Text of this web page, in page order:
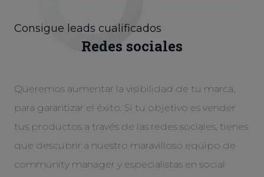
Consigue leads cualificados
Redes sociales
Queremos aumentar la visibilidad de tu marca,
para garantizar el éxito. Si tu objetivo es vender
tus productos a través de las redes sociales, tienes
que descubrir a nuestro maravilloso equipo de
community manager y especialistas en social